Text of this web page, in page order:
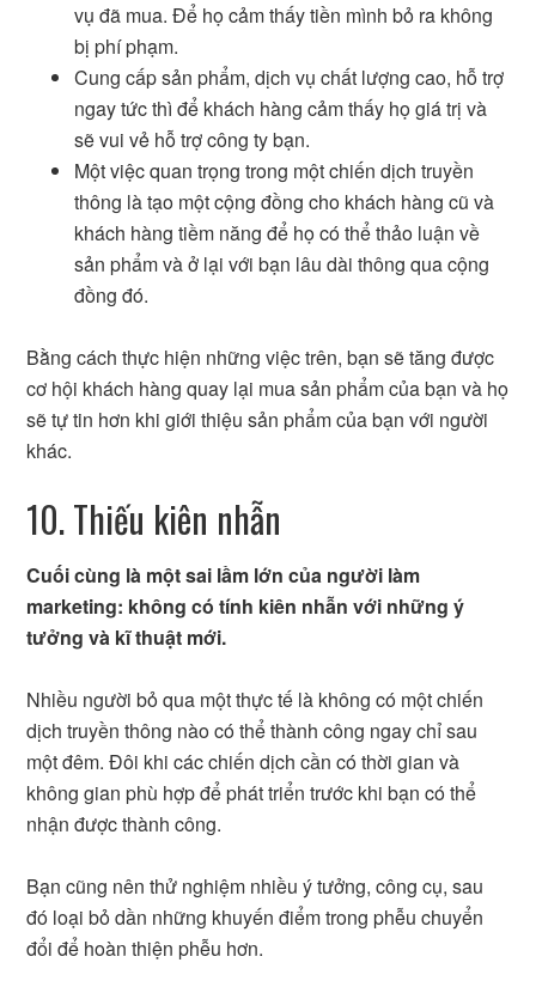
vụ đã mua. Để họ cảm thấy tiền mình bỏ ra không
bị phí phạm.
Cung cấp sản phẩm, dịch vụ chất lượng cao, hỗ trợ
ngay tức thì để khách hàng cảm thấy họ giá trị và
sẽ vui vẻ hỗ trợ công ty bạn.
Một việc quan trọng trong một chiến dịch truyền
thông là tạo một cộng đồng cho khách hàng cũ và
khách hàng tiềm năng để họ có thể thảo luận về
sản phẩm và ở lại với bạn lâu dài thông qua cộng
đồng đó.
Bằng cách thực hiện những việc trên, bạn sẽ tăng được
cơ hội khách hàng quay lại mua sản phẩm của bạn và họ
sẽ tự tin hơn khi giới thiệu sản phẩm của bạn với người
khác.
10. Thiếu kiên nhẫn
Cuối cùng là một sai lầm lớn của người làm
marketing: không có tính kiên nhẫn với những ý
tưởng và kĩ thuật mới.
Nhiều người bỏ qua một thực tế là không có một chiến
dịch truyền thông nào có thể thành công ngay chỉ sau
một đêm. Đôi khi các chiến dịch cần có thời gian và
không gian phù hợp để phát triển trước khi bạn có thể
nhận được thành công.
Bạn cũng nên thử nghiệm nhiều ý tưởng, công cụ, sau
đó loại bỏ dần những khuyến điểm trong phễu chuyển
đổi để hoàn thiện phễu hơn.